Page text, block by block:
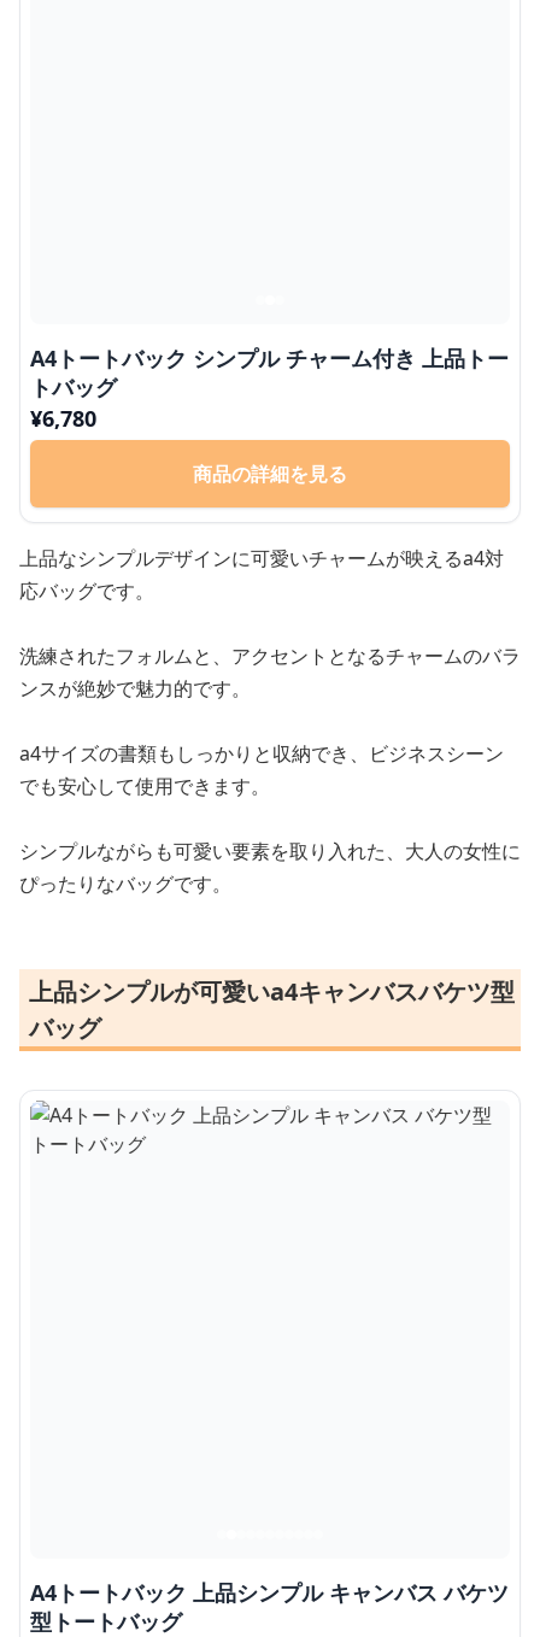
A4トートバック シンプル チャーム付き 上品トー
トバッグ
¥6,780
商品の詳細を見る
上品なシンプルデザインに可愛いチャームが映えるa4対
応バッグです。
洗練されたフォルムと、アクセントとなるチャームのバラ
ンスが絶妙で魅力的です。
a4サイズの書類もしっかりと収納でき、ビジネスシーン
でも安心して使用できます。
シンプルながらも可愛い要素を取り入れた、大人の女性に
ぴったりなバッグです。
上品シンプルが可愛いa4キャンバスバケツ型
バッグ
A4トートバック 上品シンプル キャンバス バケツ
型トートバッグ